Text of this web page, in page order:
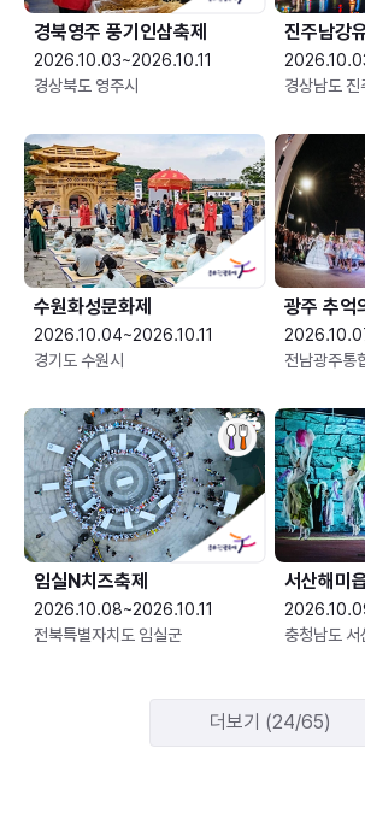
경북영주 풍기인삼축제
2026.10.03~2026.10.11
경상북도 영주시
진주남강
경상남도 진
수원화성문화제
2026.10.04~2026.10.11
경기도 수원시
광주 추억
전남광주통
임실N치즈축제
2026.10.08~2026.10.11
전북특별자치도 임실군
서산해미
충청남도 서
더보기 (24/65)